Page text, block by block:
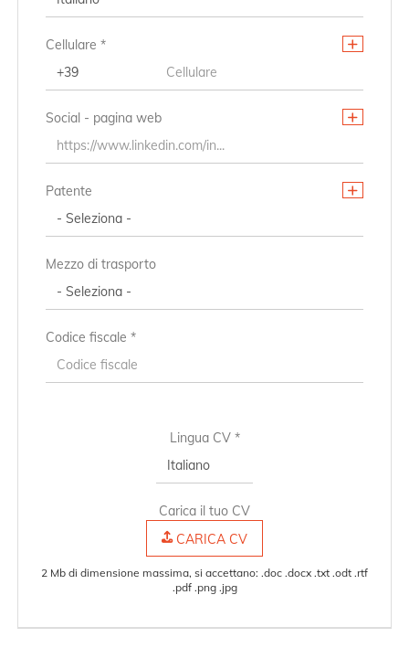
Cellulare *
Social - pagina web
Patente
Mezzo di trasporto
Codice fiscale *
Lingua CV *
Carica il tuo CV
CARICA CV
2 Mb di dimensione massima, si accettano: .doc .docx .txt .odt .rtf
.pdf .png .jpg